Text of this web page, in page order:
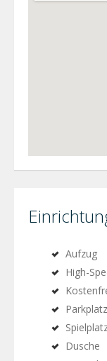
Aufzug
High-
Parkplatz
Dusche